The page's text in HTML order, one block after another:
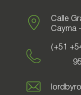
Calle
Cayma
(+51
959